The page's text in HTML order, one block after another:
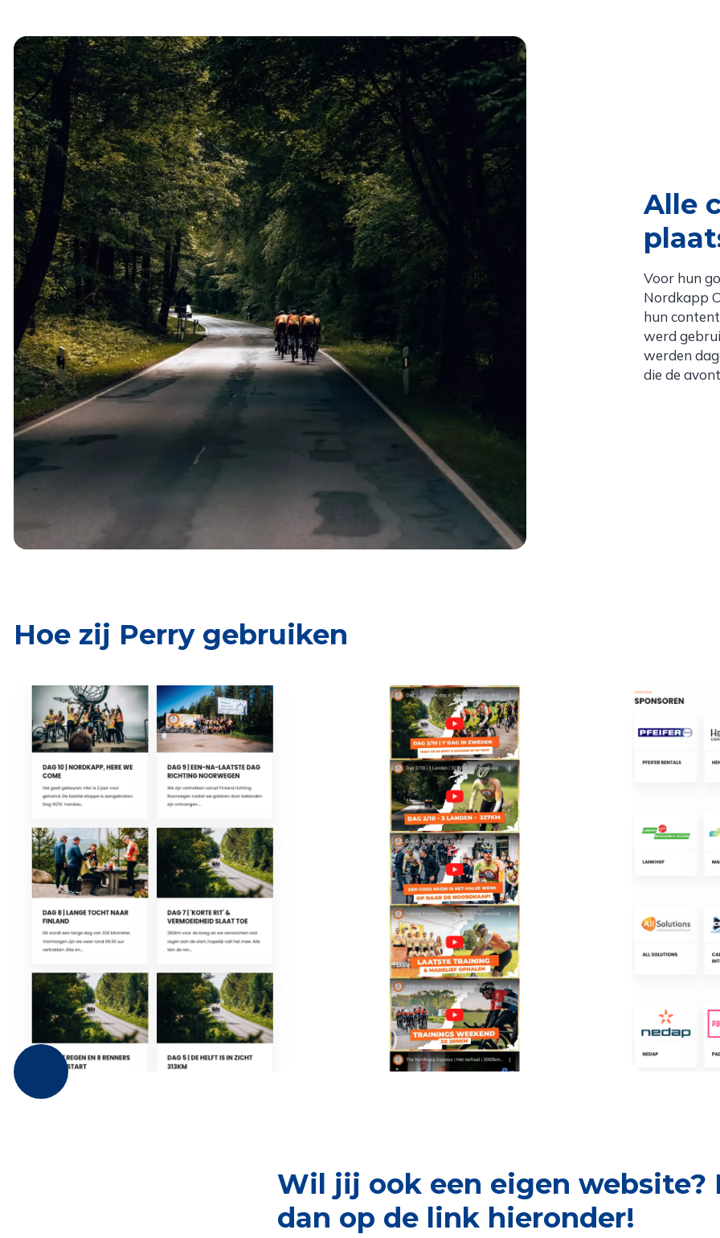
Alle
Voor hun
Nordkapp
hun
werd
werden
die de
Hoe zij Perry gebruiken
Wil jij ook een eigen website?
dan op de link hieronder!